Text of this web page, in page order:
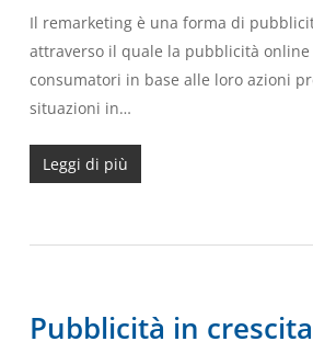
Il remarketing è una forma di
attraverso il quale la pubblicità online
consumatori in base alle loro azioni
situazioni in…
Leggi di più
Pubblicità in